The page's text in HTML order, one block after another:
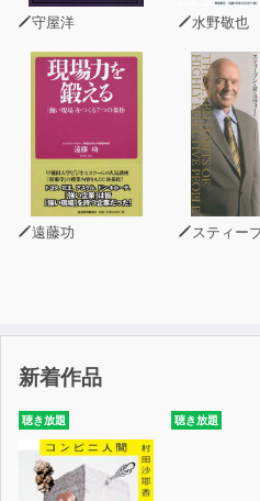
の順で練習を重ねることで、
以上のフレーズを紹介。また
ニコラムなどを通して、英語
したり、実際に働くときに役
できる。
一冊を通した学習で、日本語
実践的なコミュニケーション
く。
●１章「敬語の基本パターンと
敬語①～⑥／客を迎える・
ど
●２章「飲食店」
・飲食店の基本①～⑭
守屋洋 水野敬也
遠藤功 スティーブン・
新着作品
聴き放題 聴き放題